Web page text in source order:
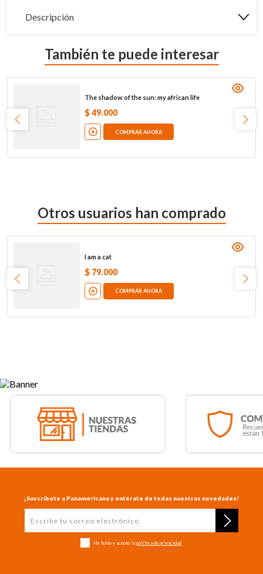
Descripción
También te puede interesar
The shadow of the sun: my african life
$ 49.000
COMPRAR AHORA
Otros usuarios han comprado
I am a cat
$ 79.000
COMPRAR AHORA
¡Suscríbete a Panamericana y entérate de todas nuestras novedades!
He leído y acepto la política de privacidad